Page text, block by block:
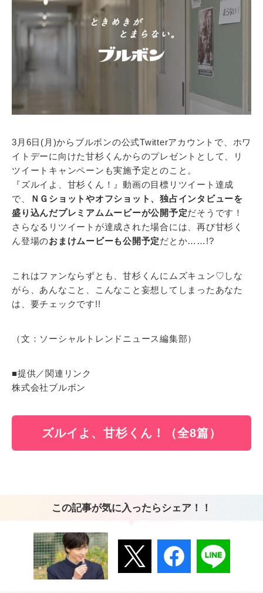
3月6日(月)からブルボンの公式Twitterアカウントで、ホワ
イトデーに向けた甘杉くんからのプレゼントとして、リ
ツイートキャンペーンも実施予定とのこと。
『ズルイよ、甘杉くん！』動画の目標リツイート達成
で、
ＮＧショットやオフショット、独占インタビューを
盛り込んだプレミアムムービーが公開予定だそうです！
さらなるリツイートが達成された場合には、再び甘杉く
ん登場のおまけムービーも公開予定だとか……!?
これはファンならずとも、甘杉くんにムズキュン♡しな
がら、あんなこと、こんなこと妄想してしまったあなた
は、要チェックです!!
（文：ソーシャルトレンドニュース編集部）
■提供／関連リンク
株式会社ブルボン
ズルイよ、甘杉くん！（全8篇）
この記事が気に入ったらシェア！！